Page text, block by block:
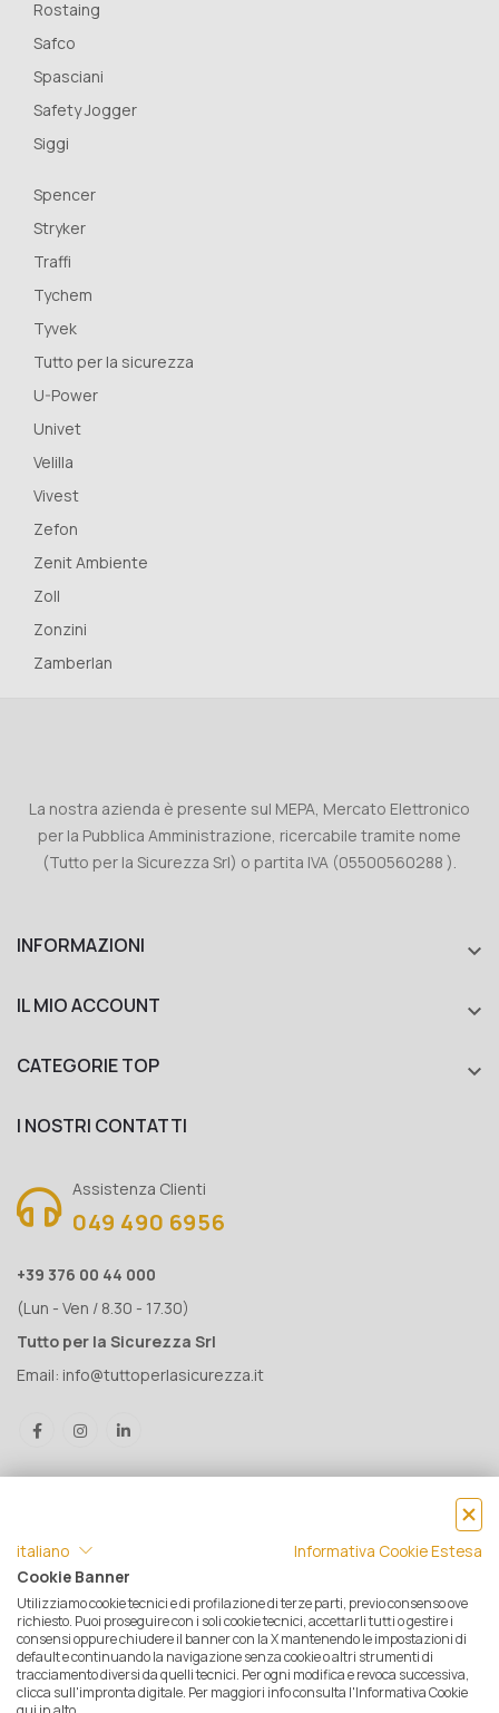
Rostaing
Safco
Spasciani
Safety Jogger
Siggi
Spencer
Stryker
Traffi
Tychem
Tyvek
Tutto per la sicurezza
U-Power
Univet
Velilla
Vivest
Zefon
Zenit Ambiente
Zoll
Zonzini
Zamberlan
La nostra azienda è presente sul MEPA, Mercato Elettronico
per la Pubblica Amministrazione, ricercabile tramite nome
(Tutto per la Sicurezza Srl) o partita IVA (05500560288 ).
INFORMAZIONI 
IL MIO ACCOUNT 
CATEGORIE TOP 
I NOSTRI CONTATTI
Assistenza Clienti
049 490 6956
+39 376 00 44 000
(Lun - Ven / 8.30 - 17.30)
Tutto per la Sicurezza Srl
Email: info@tuttoperlasicurezza.it
® Tutto per la Sicurezza Srl IT05500560288 | Rea 471793 - C.S. €
10.000 i.v. | © 2025 Tutti i diritti riservati. Tutto per la sicurezza è un
marchio registrato
Privacy e Cookie Policy|Mappa del sito|Termini e condizioni di
italiano
Informativa Cookie Estesa
Cookie Banner
Utilizziamo cookie tecnici e di profilazione di terze parti, previo consenso ove
richiesto. Puoi proseguire con i soli cookie tecnici, accettarli tutti o gestire i
consensi oppure chiudere il banner con la X mantenendo le impostazioni di
default e continuando la navigazione senza cookie o altri strumenti di
tracciamento diversi da quelli tecnici. Per ogni modifica e revoca successiva,
clicca sull'impronta digitale. Per maggiori info consulta l'Informativa Cookie